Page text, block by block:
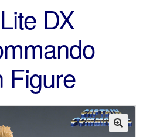
DX
Figure